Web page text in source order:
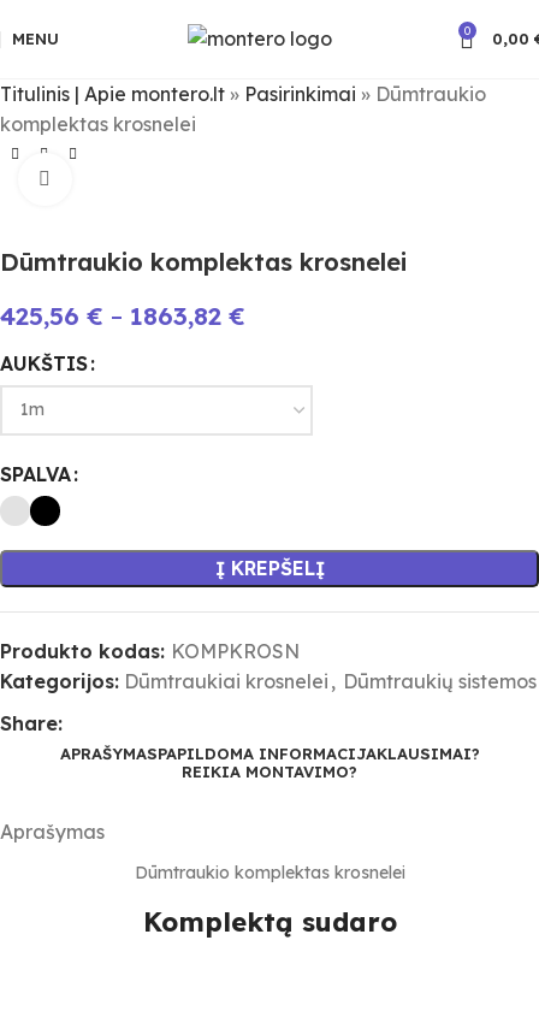
MENU 0 0,00
Titulinis | Apie montero.lt » Pasirinkimai » Dūmtraukio
komplektas krosnelei
Dūmtraukio komplektas krosnelei
425,56 € – 1863,82 €
AUKŠTIS
SPALVA
Į KREPŠELĮ
Produkto kodas: KOMPKROSN
Kategorijos: Dūmtraukiai krosnelei , Dūmtraukių sistemos
Share:
APRAŠYMASPAPILDOMA INFORMACIJAKLAUSIMAI?
REIKIA MONTAVIMO?
Aprašymas
Dūmtraukio komplektas krosnelei
Komplektą sudaro